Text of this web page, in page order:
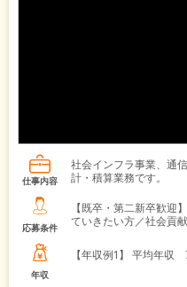
仕事内容
社会インフラ事業、通
計・積算業務です。
応募条件
【既卒・第二新卒歓迎
ていきたい方／社会貢
年収
【年収例1】 平均年収